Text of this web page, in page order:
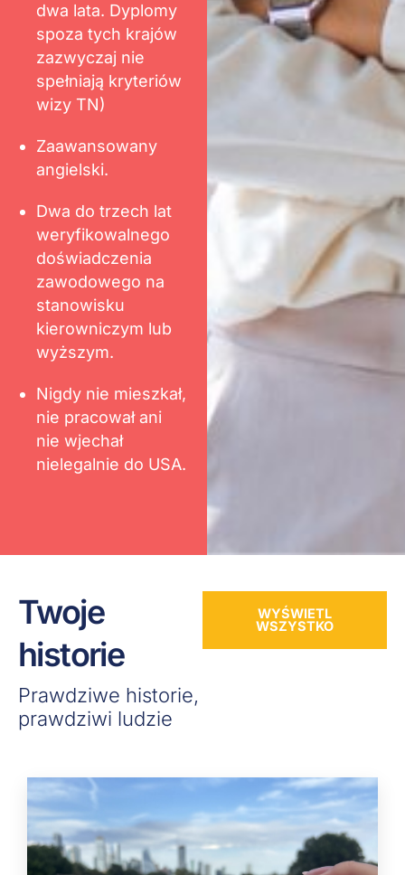
dwa lata. Dyplomy
spoza tych krajów
zazwyczaj nie
spełniają kryteriów
wizy TN)
Zaawansowany
angielski.
Dwa do trzech lat
weryfikowalnego
doświadczenia
zawodowego na
stanowisku
kierowniczym lub
wyższym.
Nigdy nie mieszkał,
nie pracował ani
nie wjechał
nielegalnie do USA.
Twoje
historie
Prawdziwe historie,
prawdziwi ludzie
WYŚWIETL
WSZYSTKO